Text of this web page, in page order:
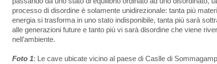
processo di disordine è solamente unidirezionale: tanta più
energia si trasforma in uno stato indisponibile, tanta più sarà
alle generazioni future e tanto più vi sarà disordine che viene
nell’ambiente.
Foto 1: Le cave ubicate vicino al paese di Caslle di